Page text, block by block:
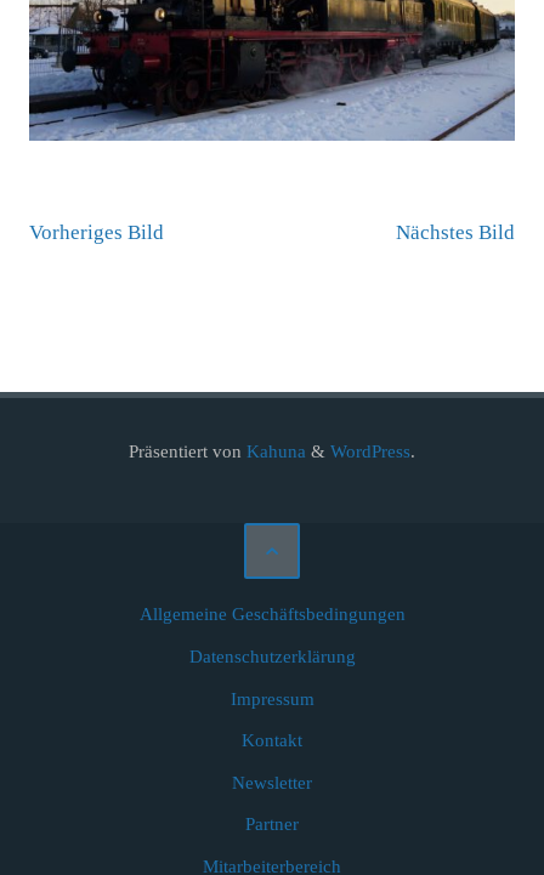
Vorheriges Bild Nächstes Bild
Präsentiert von Kahuna & WordPress.
Allgemeine Geschäftsbedingungen
Datenschutzerklärung
Impressum
Kontakt
Newsletter
Partner
Mitarbeiterbereich